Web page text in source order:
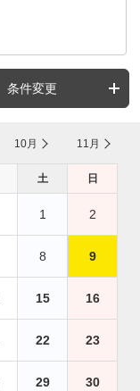
条件変更
10月 11月
土 日
1 2
8 9
15 16
22 23
29 30